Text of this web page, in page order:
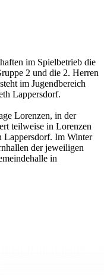
im Spielbetrieb die
2 und die 2. Herren
im Jugendbereich
Lappersdorf.
Lorenzen, in der
teilweise in Lorenzen
Lappersdorf. Im Winter
der jeweiligen
in